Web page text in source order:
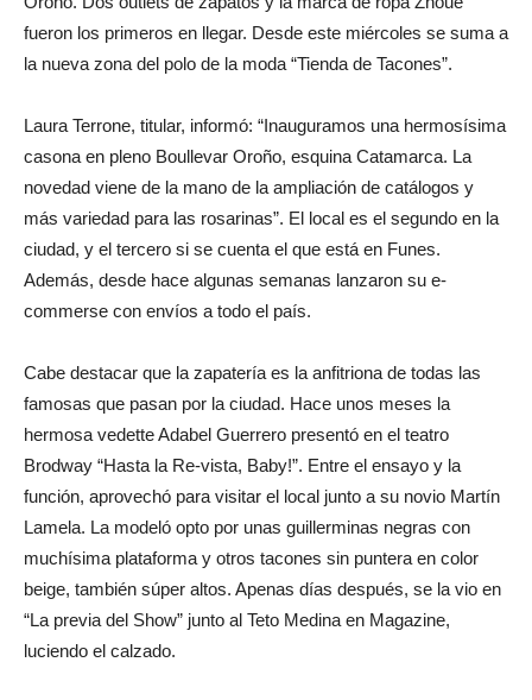
fueron los primeros en llegar. Desde este miércoles se suma a
la nueva zona del polo de la moda “Tienda de Tacones”.
Laura Terrone, titular, informó: “Inauguramos una hermosísima
casona en pleno Boullevar Oroño, esquina Catamarca. La
novedad viene de la mano de la ampliación de catálogos y
más variedad para las rosarinas”. El local es el segundo en la
ciudad, y el tercero si se cuenta el que está en Funes.
Además, desde hace algunas semanas lanzaron su e-
commerse con envíos a todo el país.
Cabe destacar que la zapatería es la anfitriona de todas las
famosas que pasan por la ciudad. Hace unos meses la
hermosa vedette Adabel Guerrero presentó en el teatro
Brodway “Hasta la Re-vista, Baby!”. Entre el ensayo y la
función, aprovechó para visitar el local junto a su novio Martín
Lamela. La modeló opto por unas guillerminas negras con
muchísima plataforma y otros tacones sin puntera en color
beige, también súper altos. Apenas días después, se la vio en
“La previa del Show” junto al Teto Medina en Magazine,
luciendo el calzado.